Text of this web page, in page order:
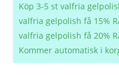
Köp 3-5 st valfria
valfria gelpolish få 15%
valfria gelpolish få 20%
Kommer automatisk i